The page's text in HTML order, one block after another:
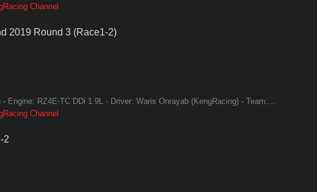
Channel
2019 Round 3 (Race1-2)
Engine: RZ4E-TC DDi 1.9L - Driver: Waris Onrayab (KengRacing) - Team:...
Channel
2